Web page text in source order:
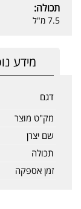
תכולה:
7.5 מ"ל
מידע
דגם
מק"ט מוצר
שם יצרן
תכולה
זמן אספקה